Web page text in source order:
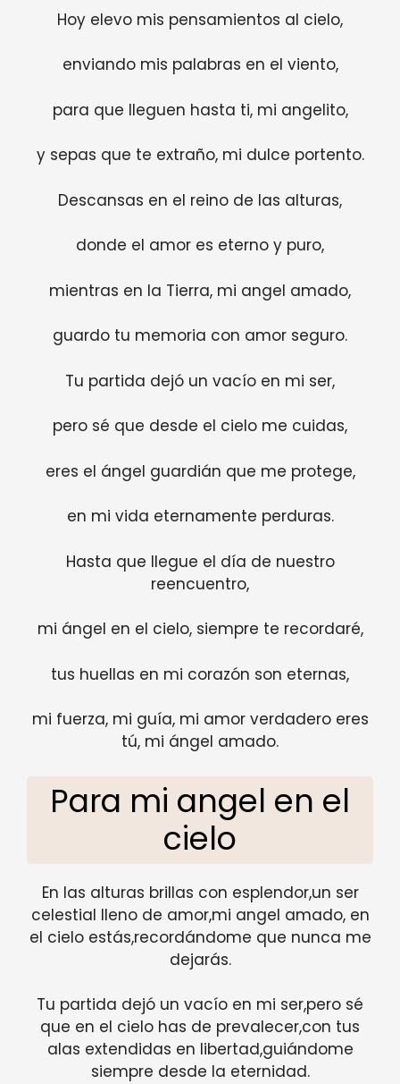
Hoy elevo mis pensamientos al cielo,
enviando mis palabras en el viento,
para que lleguen hasta ti, mi angelito,
y sepas que te extraño, mi dulce portento.
Descansas en el reino de las alturas,
donde el amor es eterno y puro,
mientras en la Tierra, mi angel amado,
guardo tu memoria con amor seguro.
Tu partida dejó un vacío en mi ser,
pero sé que desde el cielo me cuidas,
eres el ángel guardián que me protege,
en mi vida eternamente perduras.
Hasta que llegue el día de nuestro
reencuentro,
mi ángel en el cielo, siempre te recordaré,
tus huellas en mi corazón son eternas,
mi fuerza, mi guía, mi amor verdadero eres
tú, mi ángel amado.
Para mi angel en el
cielo
En las alturas brillas con esplendor,un ser
celestial lleno de amor,mi angel amado, en
el cielo estás,recordándome que nunca me
dejarás.
Tu partida dejó un vacío en mi ser,pero sé
que en el cielo has de prevalecer,con tus
alas extendidas en libertad,guiándome
siempre desde la eternidad.